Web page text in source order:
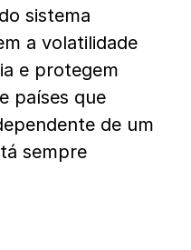
sistema
a volatilidade
e protegem
países que
de um
sempre